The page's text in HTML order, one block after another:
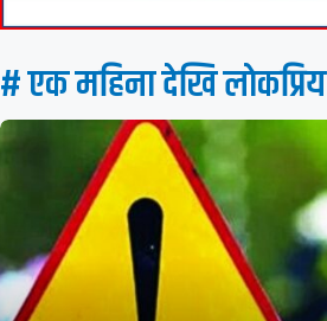
# एक महिना देखि लाेकप्रिय